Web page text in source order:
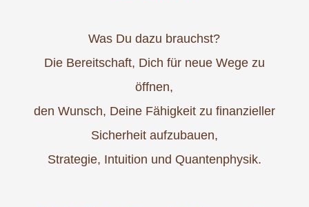
Was Du dazu brauchst?
Die Bereitschaft, Dich für neue Wege zu
öffnen,
den Wunsch, Deine Fähigkeit zu finanzieller
Sicherheit aufzubauen,
Strategie, Intuition und Quantenphysik.